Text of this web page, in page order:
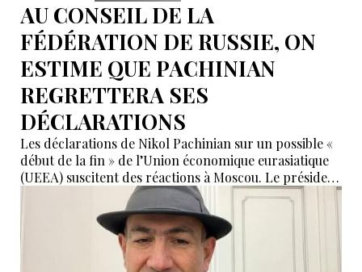
AU CONSEIL DE LA
FÉDÉRATION DE RUSSIE, ON
ESTIME QUE PACHINIAN
REGRETTERA SES
DÉCLARATIONS
Les déclarations de Nikol Pachinian sur un possible «
début de la fin » de l’Union économique eurasiatique
(UEEA) suscitent des réactions à Moscou. Le président
de la commission des Affaires étrangères du Conseil
de la Fédération russe, Grigori Karassine, estime que
le Premier ministre arménien pourrait regretter
certains propos jugés trop émotionnels, appelant à
les considérer avec calme.